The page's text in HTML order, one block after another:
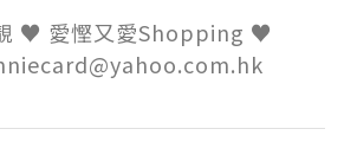
♥ 愛慳又愛Shopping ♥